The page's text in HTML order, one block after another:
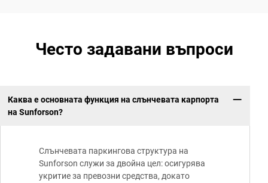
Често задавани въпроси
Каква е основната функция на слънчевата карпорта
на Sunforson?
Слънчевата паркингова структура на
Sunforson служи за двойна цел: осигурява
укритие за превозни средства, докато